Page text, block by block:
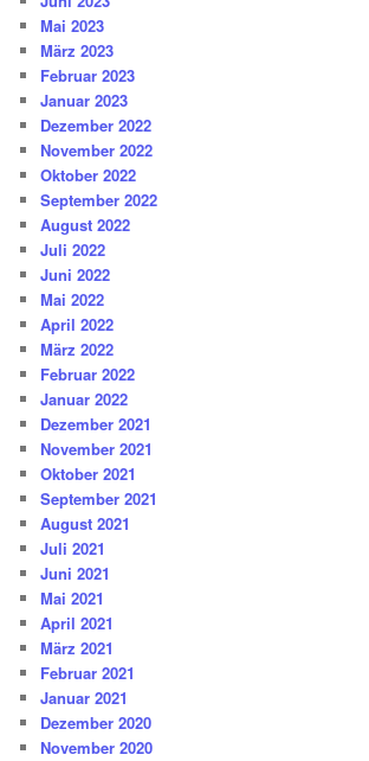
Mai 2023
März 2023
Februar 2023
Januar 2023
Dezember 2022
November 2022
Oktober 2022
September 2022
August 2022
Juli 2022
Juni 2022
Mai 2022
April 2022
März 2022
Februar 2022
Januar 2022
Dezember 2021
November 2021
Oktober 2021
September 2021
August 2021
Juli 2021
Juni 2021
Mai 2021
April 2021
März 2021
Februar 2021
Januar 2021
Dezember 2020
November 2020